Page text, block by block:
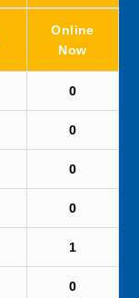
Online
Now
0
0
0
0
1
0